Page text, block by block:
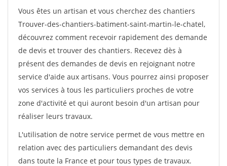
Vous êtes un artisan et vous cherchez des chantiers
Trouver-des-chantiers-batiment-saint-martin-le-chatel,
découvrez comment recevoir rapidement des demande
de devis et trouver des chantiers. Recevez dès à
présent des demandes de devis en rejoignant notre
service d'aide aux artisans. Vous pourrez ainsi proposer
vos services à tous les particuliers proches de votre
zone d'activité et qui auront besoin d'un artisan pour
réaliser leurs travaux.
L'utilisation de notre service permet de vous mettre en
relation avec des particuliers demandant des devis
dans toute la France et pour tous types de travaux.